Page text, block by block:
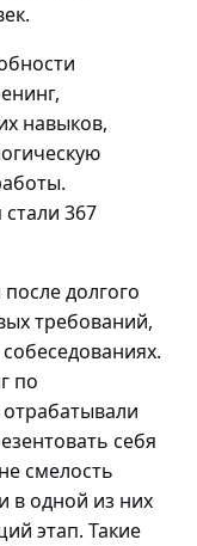
,
навыков,
.
367
долгого
требований,
по
себя
смелость
водной из них
этап. Такие